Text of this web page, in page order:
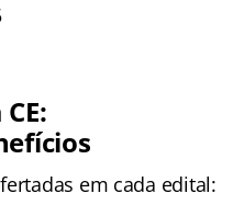
em cada edital: